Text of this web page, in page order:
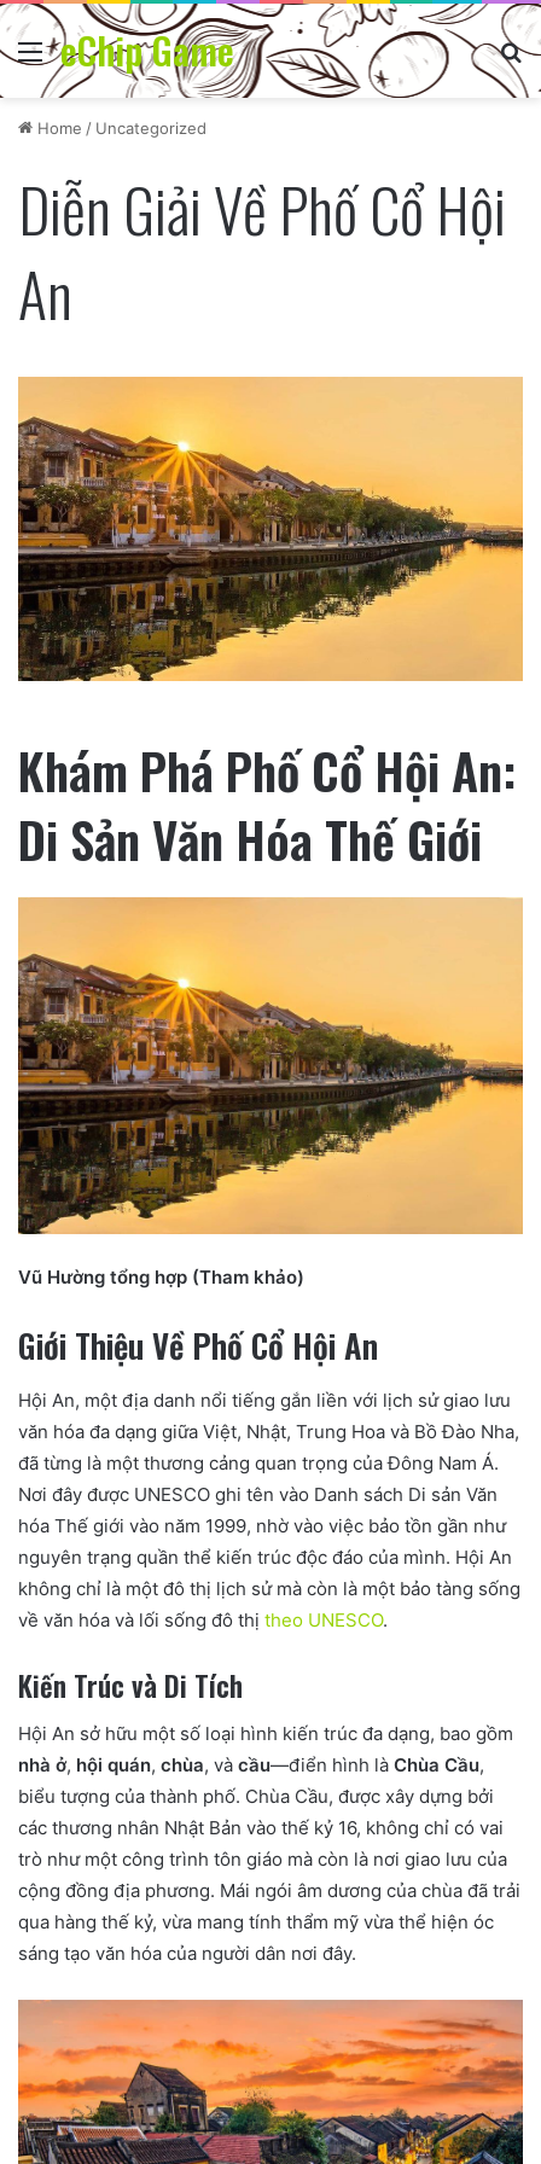
Menu
eChip Game
Home / Uncategorized
Diễn Giải Về Phố Cổ Hội
An
Khám Phá Phố Cổ Hội An:
Di Sản Văn Hóa Thế Giới
Vũ Hường tổng hợp (Tham khảo)
Giới Thiệu Về Phố Cổ Hội An
Hội An, một địa danh nổi tiếng gắn liền với lịch sử giao lưu
văn hóa đa dạng giữa Việt, Nhật, Trung Hoa và Bồ Đào Nha,
đã từng là một thương cảng quan trọng của Đông Nam Á.
Nơi đây được UNESCO ghi tên vào Danh sách Di sản Văn
hóa Thế giới vào năm 1999, nhờ vào việc bảo tồn gần như
nguyên trạng quần thể kiến trúc độc đáo của mình. Hội An
không chỉ là một đô thị lịch sử mà còn là một bảo tàng sống
về văn hóa và lối sống đô thị theo UNESCO.
Kiến Trúc và Di Tích
Hội An sở hữu một số loại hình kiến trúc đa dạng, bao gồm
nhà ở, hội quán, chùa, và cầu—điển hình là Chùa Cầu,
biểu tượng của thành phố. Chùa Cầu, được xây dựng bởi
các thương nhân Nhật Bản vào thế kỷ 16, không chỉ có vai
trò như một công trình tôn giáo mà còn là nơi giao lưu của
cộng đồng địa phương. Mái ngói âm dương của chùa đã trải
qua hàng thế kỷ, vừa mang tính thẩm mỹ vừa thể hiện óc
sáng tạo văn hóa của người dân nơi đây.